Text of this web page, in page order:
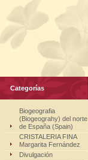
Categorías
Biogeografia
(Biogeograhy) del norte
de España (Spain)
CRISTALERIA FINA
Margarita Fernández
Divulgación